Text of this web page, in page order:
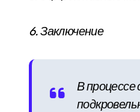
6. Заключение
В